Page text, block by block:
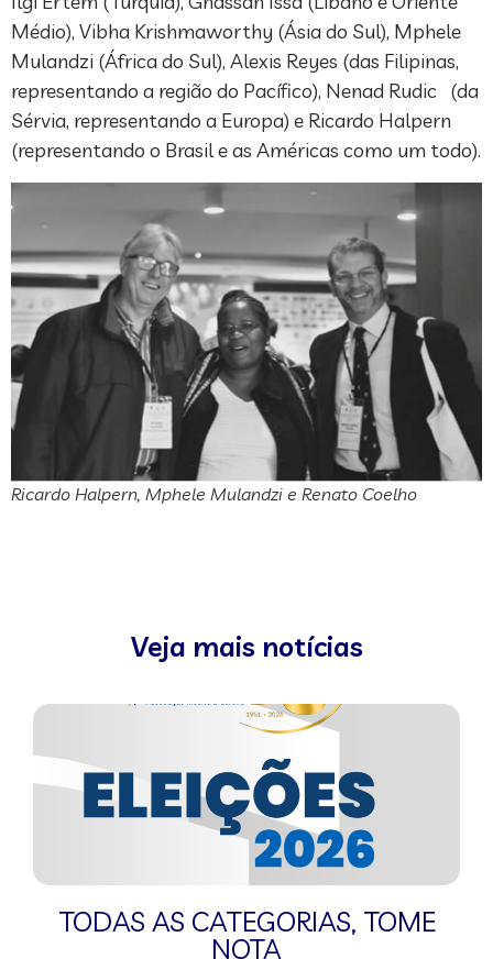
Médio), Vibha Krishmaworthy (Ásia do Sul), Mphele
Mulandzi (África do Sul), Alexis Reyes (das Filipinas,
representando a região do Pacífico), Nenad Rudic (da
Sérvia, representando a Europa) e Ricardo Halpern
(representando o Brasil e as Américas como um todo).
Ricardo Halpern, Mphele Mulandzi e Renato Coelho
Veja mais notícias
TODAS AS CATEGORIAS, TOME
NOTA